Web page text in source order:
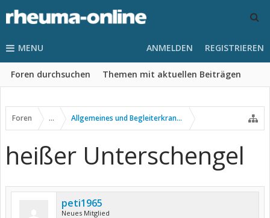
MENU
Foren durchsuchen Themen mit aktuellen Beiträgen
ANMELDEN REGISTRIEREN
Foren ... Allgemeines und Begleiterkrankungen
heißer Unterschengel
peti1965
Neues Mitglied